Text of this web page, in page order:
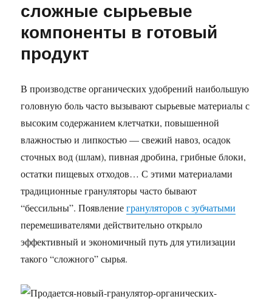
сложные сырьевые
компоненты в готовый
продукт
В производстве органических удобрений наибольшую
головную боль часто вызывают сырьевые материалы с
высоким содержанием клетчатки, повышенной
влажностью и липкостью — свежий навоз, осадок
сточных вод (шлам), пивная дробина, грибные блоки,
остатки пищевых отходов… С этими материалами
традиционные грануляторы часто бывают
“бессильны”. Появлениегрануляторов с зубчатыми
перемешивателями действительно открыло
эффективный и экономичный путь для утилизации
такого “сложного” сырья.